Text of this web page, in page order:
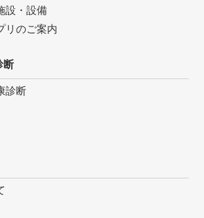
設・設備
リのご案内
断
診断